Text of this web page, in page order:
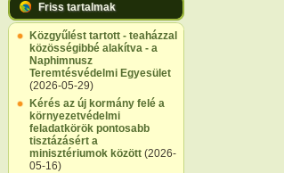
Friss tartalmak
Közgyűlést tartott - teaházzal
közösségibbé alakítva - a
Naphimnusz
Teremtésvédelmi Egyesület
(2026-05-29)
Kérés az új kormány felé a
környezetvédelmi
feladatkörök pontosabb
tisztázásért a
minisztériumok között (2026-
05-16)